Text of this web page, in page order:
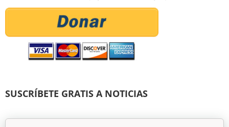
SUSCRÍBETE GRATIS A NOTICIAS